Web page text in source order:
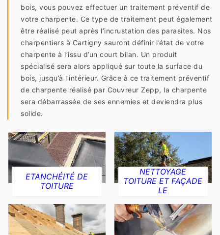
bois, vous pouvez effectuer un traitement préventif de
votre charpente. Ce type de traitement peut également
être réalisé peut après l’incrustation des parasites. Nos
charpentiers à Cartigny sauront définir l’état de votre
charpente à l’issu d’un court bilan. Un produit
spécialisé sera alors appliqué sur toute la surface du
bois, jusqu’à l’intérieur. Grâce à ce traitement préventif
de charpente réalisé par Couvreur Zepp, la charpente
sera débarrassée de ses ennemies et deviendra plus
solide.
ETANCHÉITÉ DE
TOITURE
NETTOYAGE
TOITURE ET FAÇADE
LE